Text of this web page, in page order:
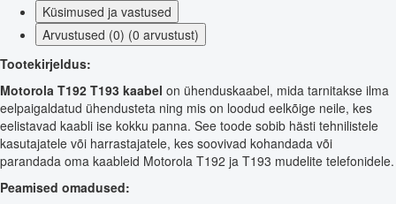
Küsimused ja vastused
Arvustused (0) (0 arvustust)
Tootekirjeldus:
Motorola T192 T193 kaabel on ühenduskaabel, mida tarnitakse ilma
eelpaigaldatud ühendusteta ning mis on loodud eelkõige neile, kes
eelistavad kaabli ise kokku panna. See toode sobib hästi tehnilistele
kasutajatele või harrastajatele, kes soovivad kohandada või
parandada oma kaableid Motorola T192 ja T193 mudelite telefonidele.
Peamised omadused: